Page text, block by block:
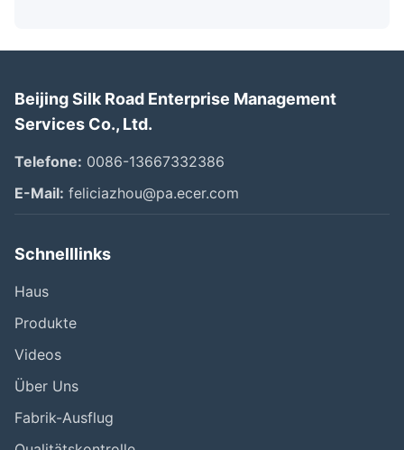
Beijing Silk Road Enterprise Management
Services Co., Ltd.
Telefone: 0086-13667332386
E-Mail: feliciazhou@pa.ecer.com
Schnelllinks
Haus
Produkte
Videos
Über Uns
Fabrik-Ausflug